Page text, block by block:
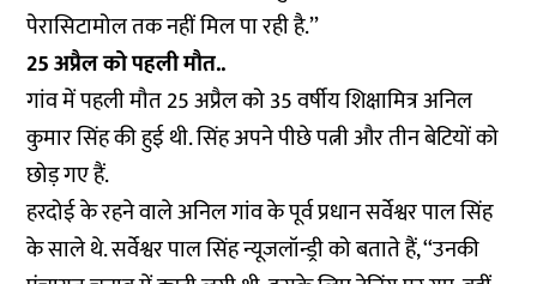
पेरासिटामोल तक नहीं मिल पा रही है.’’
25 अप्रैल को पहली मौत..
गांव में पहली मौत 25 अप्रैल को 35 वर्षीय शिक्षामित्र अनिल
कुमार सिंह की हुई थी. सिंह अपने पीछे पत्नी और तीन बेटियों को
छोड़ गए हैं.
हरदोई के रहने वाले अनिल गांव के पूर्व प्रधान सर्वेश्वर पाल सिंह
के साले थे. सर्वेश्वर पाल सिंह न्यूजलॉन्ड्री को बताते हैं, ‘‘उनकी